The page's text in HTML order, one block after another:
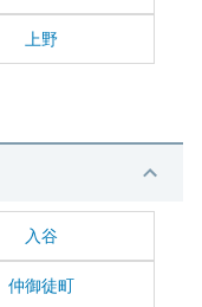
上野
入谷
仲御徒町